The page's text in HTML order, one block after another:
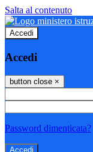
Salta al contenuto
Accedi
Accedi
button close ×
Password dimenticata?